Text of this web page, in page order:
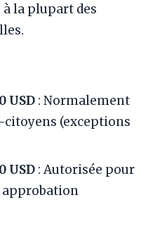
la plupart des
USD : Normalement
(exceptions
USD : Autorisée pour
approbation